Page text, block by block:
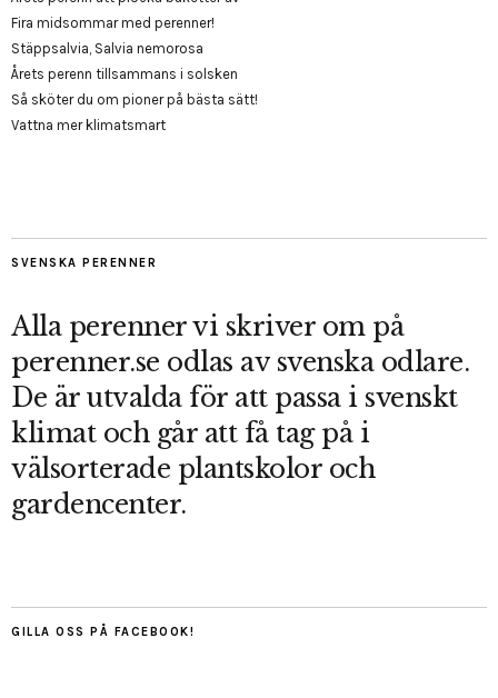
Fira midsommar med perenner!
Stäppsalvia, Salvia nemorosa
Årets perenn tillsammans i solsken
Så sköter du om pioner på bästa sätt!
Vattna mer klimatsmart
SVENSKA PERENNER
Alla perenner vi skriver om på
perenner.se odlas av svenska odlare.
De är utvalda för att passa i svenskt
klimat och går att få tag på i
välsorterade plantskolor och
gardencenter.
GILLA OSS PÅ FACEBOOK!